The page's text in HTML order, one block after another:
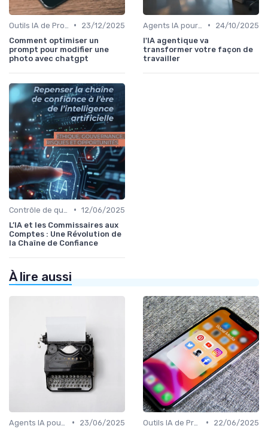
•
23/12/2025
Comment optimiser un
prompt pour modifier une
photo avec chatgpt
•
24/10/2025
l'IA agentique va
transformer votre façon de
travailler
• 12/06/2025
L’IA et les Commissaires aux
Comptes : Une Révolution de
la Chaîne de Confiance
À lire aussi
•
23/06/2025
•
22/06/2025